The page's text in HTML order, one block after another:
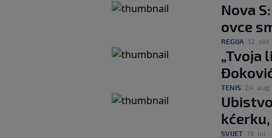
Nova
ovce
REGIJA 12. okt.
„Tvoja
TENIS 24. aug.
SVIJET 19. jul.